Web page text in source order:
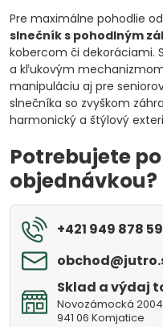
Pre maximálne pohodlie
slnečník s pohodlným
kobercom či dekoráciami.
a kľukovým
manipuláciu aj pre
slnečníka so zvyškom
harmonický a štýlový
Potrebujete
objednávkou?
+421 949 878
Sklad a výdaj
Novozámocká
941 06 Komjatice